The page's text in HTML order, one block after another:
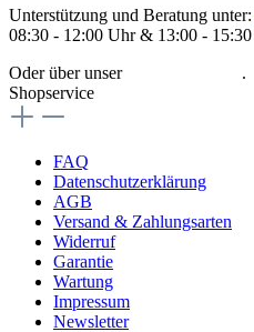
Unterstützung und Beratung unter:
08:30 - 12:00 Uhr & 13:00 -
Oder über unser
.
Shopservice
FAQ
Datenschutzerklärung
AGB
Versand & Zahlungsarten
Widerruf
Garantie
Wartung
Impressum
Newsletter